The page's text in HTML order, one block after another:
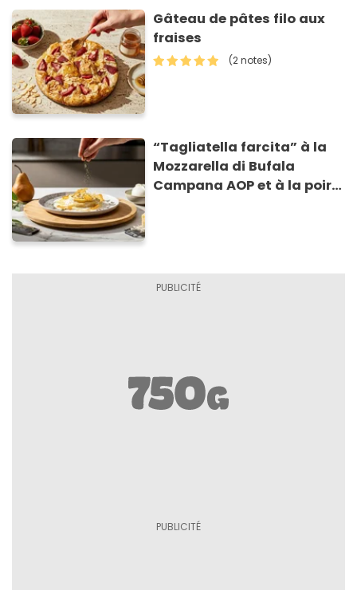
Gâteau de pâtes filo aux
fraises
(2 notes)
“Tagliatella farcita” à la
Mozzarella di Bufala
Campana AOP et à la poire